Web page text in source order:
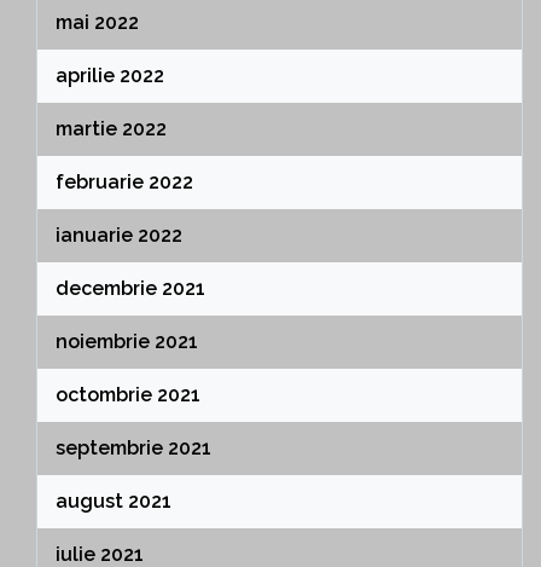
mai 2022
aprilie 2022
martie 2022
februarie 2022
ianuarie 2022
decembrie 2021
noiembrie 2021
octombrie 2021
septembrie 2021
august 2021
iulie 2021